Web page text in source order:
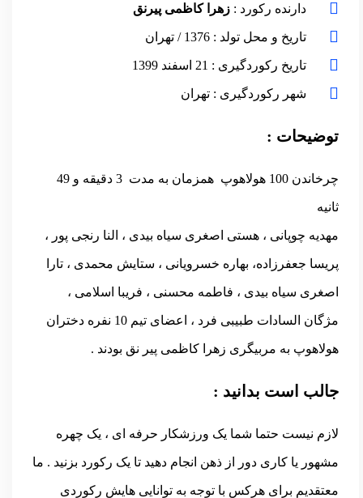
دارنده رکورد : زهرا کاظمی پیرنق
تاریخ و محل تولد : 1376 / تهران
تاریخ رکوردگیری : 21 اسفند 1399
شهر رکوردگیری : تهران
توضیحات :
چرخاندن 100 هولاهوپ همزمان به مدت 3 دقیقه و 49
ثانیه
مهدیه چوپانی ، هستی اصغری سیاه بیدی ، النا رنجی پور ،
پریسا جعفرزاده، بهاره خسرویانی ، ستایش محمدی ، تارا
اصغری سیاه بیدی ، فاطمه محسنی ، فریبا اسلامی ،
مژگان السادات طبیبی فرد ، اعضای تیم 10 نفره دختران
هولاهوپ به مربیگری زهرا کاظمی پیر نق بودند .
جالب است بدانید :
لازم نیست حتما شما یک ورزشکار حرفه ای ، یک چهره
مشهور یا کاری دور از ذهن انجام دهید تا یک رکورد بزنید . ما
معتقدیم برای هرکس با توجه به توانایی هایش رکوردی